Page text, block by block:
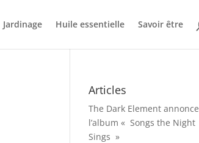
Jardinage Huile essentielle Savoir être
Articles
The Dark Element annonce
l’album « Songs the Night
Sings »